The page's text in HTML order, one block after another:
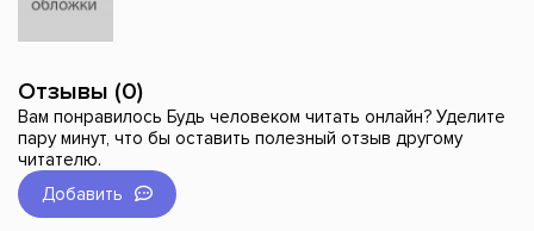
Отзывы (0)
Вам понравилось Будь человеком читать онлайн? Уделите
пару минут, что бы оставить полезный отзыв другому
читателю.
Добавить